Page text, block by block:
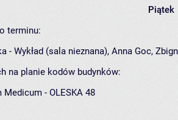
Piątek
terminu:
- Wykład (sala nieznana), Anna Goc,
na planie kodów budynków:
- OLESKA 48